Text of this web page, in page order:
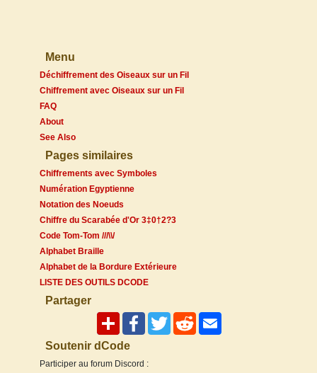
Menu
Déchiffrement des Oiseaux sur un Fil
Chiffrement avec Oiseaux sur un Fil
FAQ
About
See Also
Pages similaires
Chiffrements avec Symboles
Numération Egyptienne
Notation des Noeuds
Chiffre du Scarabée d'Or 3‡0†2?3
Code Tom-Tom ///\\/
Alphabet Braille
Alphabet de la Bordure Extérieure
LISTE DES OUTILS DCODE
Partager
Soutenir dCode
Participer au forum Discord :